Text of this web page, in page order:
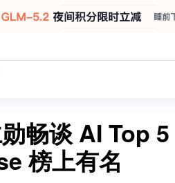
畅谈 AI Top
榜上有名